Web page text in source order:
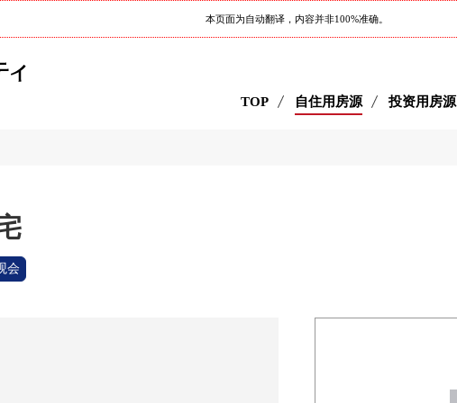
本页面为自动翻译，内容并非100%准确。
TOP 自住用房源 投资用房源
会